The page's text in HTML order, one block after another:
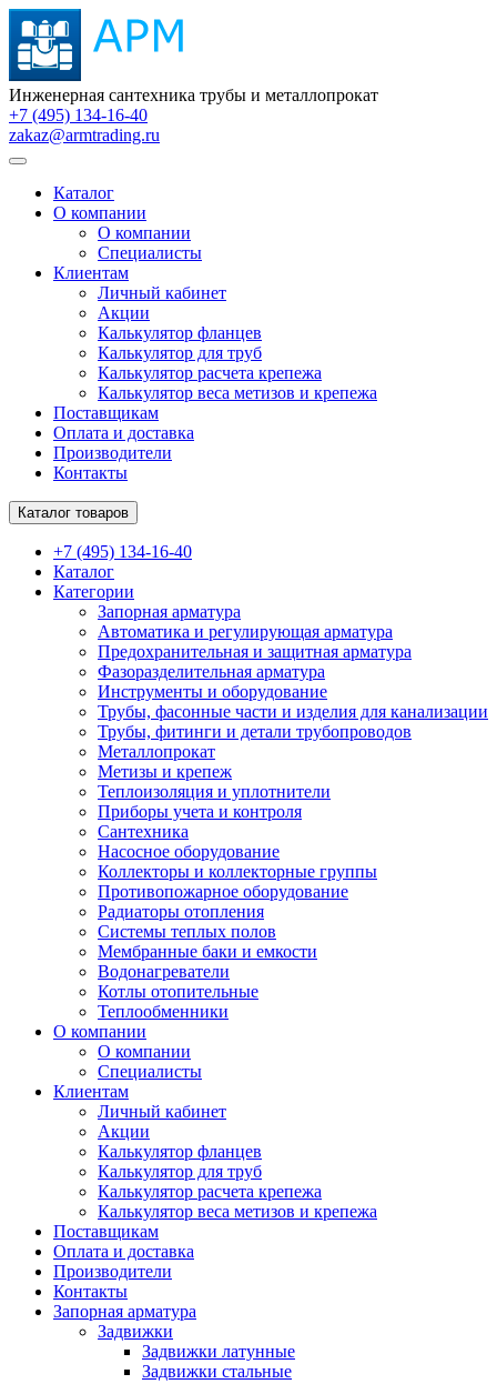
Инженерная сантехника трубы и металлопрокат
+7 (495) 134-16-40
zakaz@armtrading.ru
Каталог
О компании
О компании
Специалисты
Клиентам
Личный кабинет
Акции
Калькулятор фланцев
Калькулятор для труб
Калькулятор расчета крепежа
Калькулятор веса метизов и крепежа
Поставщикам
Оплата и доставка
Производители
Контакты
Каталог товаров
+7 (495) 134-16-40
Каталог
Категории
Запорная арматура
Автоматика и регулирующая арматура
Предохранительная и защитная арматура
Фазоразделительная арматура
Инструменты и оборудование
Трубы, фасонные части и изделия для канализации
Трубы, фитинги и детали трубопроводов
Металлопрокат
Метизы и крепеж
Теплоизоляция и уплотнители
Приборы учета и контроля
Сантехника
Насосное оборудование
Коллекторы и коллекторные группы
Противопожарное оборудование
Радиаторы отопления
Системы теплых полов
Мембранные баки и емкости
Водонагреватели
Котлы отопительные
Теплообменники
О компании
О компании
Специалисты
Клиентам
Личный кабинет
Акции
Калькулятор фланцев
Калькулятор для труб
Калькулятор расчета крепежа
Калькулятор веса метизов и крепежа
Поставщикам
Оплата и доставка
Производители
Контакты
Запорная арматура
Задвижки
Задвижки латунные
Задвижки стальные